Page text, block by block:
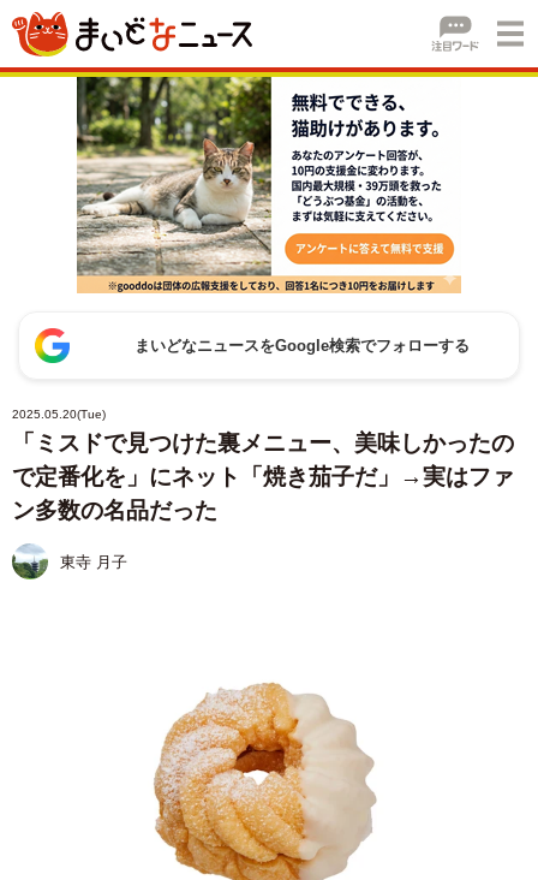
まいどなニュースをGoogle検索でフォローする
2025.05.20(Tue)
「ミスドで見つけた裏メニュー、美味しかったの
で定番化を」にネット「焼き茄子だ」→実はファ
ン多数の名品だった
東寺 月子